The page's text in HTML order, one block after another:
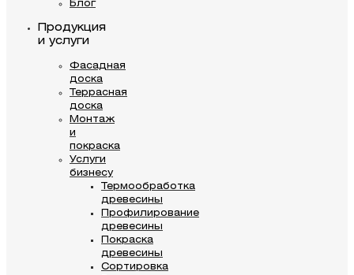
Блог
Продукция
и услуги
Фасадная
доска
Террасная
доска
Монтаж
и
покраска
Услуги
бизнесу
Термообработка
древесины
Профилирование
древесины
Покраска
древесины
Сортировка